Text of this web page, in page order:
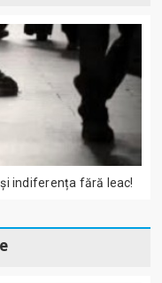
indiferența fără leac!